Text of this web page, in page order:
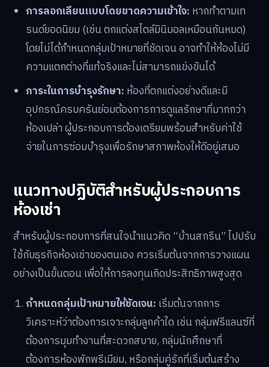
การลอกเลียนแบบโดยขาดความเข้าใจ: หากทำตามเท
รนด์ยอดนิยม (เช่น ตกแต่งสไตล์มินิมอลเหมือนกันหมด)
โดยไม่ได้กำหนดกลุ่มเป้าหมายที่ชัดเจน อาจทำให้ห้องไม่มี
ความแตกต่างที่แท้จริงและไม่สามารถแข่งขันได้
ภาระในการบำรุงรักษา: ห้องที่ตกแต่งอย่างดีและมี
อุปกรณ์ครบครันย่อมต้องการการดูแลรักษาที่มากกว่า
ห้องเปล่า ผู้ประกอบการต้องเตรียมพร้อมสำหรับค่าใช้
จ่ายในการซ่อมบำรุงเพื่อรักษาสภาพห้องให้ดีอยู่เสมอ
แนวทางปฏิบัติสำหรับผู้ประกอบการ
ห้องเช่า
สำหรับผู้ประกอบการที่สนใจนำแนวคิด “บ้านสกรีน” ไปปรับ
ใช้กับธุรกิจห้องเช่าของตนเอง ควรเริ่มต้นจากการวางแผน
อย่างเป็นขั้นตอน เพื่อให้การลงทุนเกิดประสิทธิภาพสูงสุด
กำหนดกลุ่มเป้าหมายให้ชัดเจน: เริ่มต้นจากการ
วิเคราะห์ว่าต้องการเจาะกลุ่มลูกค้าใด เช่น กลุ่มฟรีแลนซ์ที่
ต้องการมุมทำงานที่สะดวกสบาย, กลุ่มนักศึกษาที่
ต้องการห้องพักพรีเมียม, หรือกลุ่มคู่รักที่เริ่มต้นสร้าง